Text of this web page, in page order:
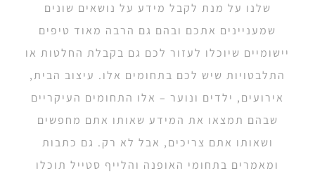
שלנו על מנת לקבל מידע על נושאים שונים
שמעניינים אתכם ובהם גם הרבה מאוד טיפים
יישומיים שיוכלו לעזור לכם גם בקבלת החלטות או
התלבטויות שיש לכם בתחומים אלו. עיצוב הבית,
אירועים, ילדים ונוער – אלו התחומים העיקריים
שבהם תמצאו את המידע שאותו אתם מחפשים
ושאותו אתם צריכים, אבל לא רק. גם כתבות
ומאמרים בתחומי האופנה והלייף סטייל תוכלו